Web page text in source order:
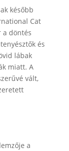
később
Cat
a döntés
és
lábak
miatt. A
vált,
a